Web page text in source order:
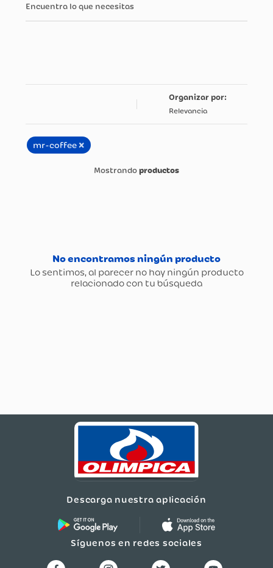
Encuentra lo que necesitas
Relevancia
mr-coffee ×
productos
Descarga nuestra aplicación
Síguenos en redes sociales